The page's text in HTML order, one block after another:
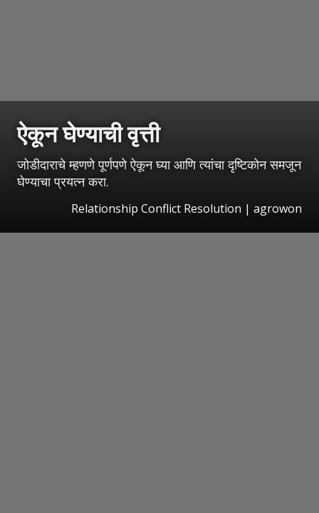
ऐकून घेण्याची वृत्ती
जोडीदाराचे म्हणणे पूर्णपणे ऐकून घ्या आणि त्यांचा दृष्टिकोन समजून
घेण्याचा प्रयत्न करा.
Relationship Conflict Resolution | agrowon